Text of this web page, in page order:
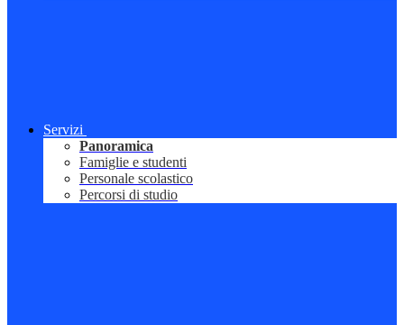
Servizi
Panoramica
Famiglie e studenti
Personale scolastico
Percorsi di studio